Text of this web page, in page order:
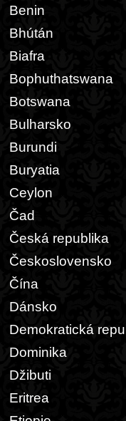
Benin
Bhútán
Biafra
Bophuthatswana
Botswana
Bulharsko
Burundi
Buryatia
Ceylon
Čad
Česká republika
Československo
Čína
Dánsko
Demokratická
Dominika
Džibuti
Eritrea